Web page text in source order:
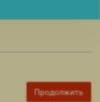
Продолжить